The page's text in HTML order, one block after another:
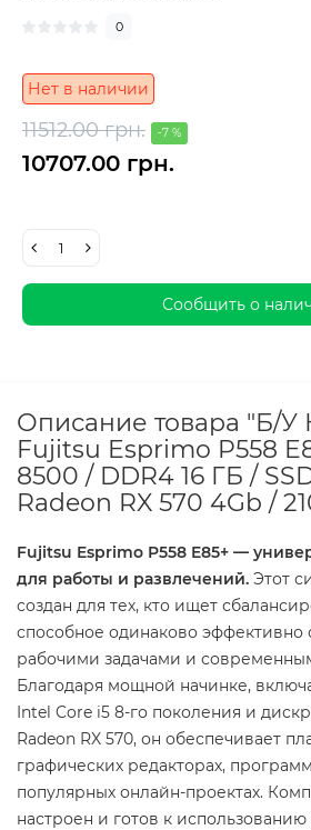
0
Нет в наличии
11512.00 грн. -7 %
10707.00 грн.
Сообщить о
Описание товара "Б/У
Fujitsu Esprimo P558
8500 / DDR4 16 ГБ /
Radeon RX 570 4Gb /
Fujitsu Esprimo P558 E85+ —
для работы и развлечений. Этот
создан для тех, кто ищет
способное одинаково эффективно
рабочими задачами и
Благодаря мощной начинке,
Intel Core i5 8-го поколения и
Radeon RX 570, он обеспечивает
графических редакторах,
популярных онлайн-проектах.
настроен и готов к использованию